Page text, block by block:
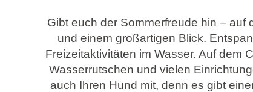
Gibt euch der Sommerfreude hin – auf
und einem großartigen Blick.
Freizeitaktivitäten im Wasser. Auf dem
Wasserrutschen und vielen
auch Ihren Hund mit, denn es gibt